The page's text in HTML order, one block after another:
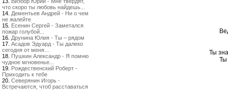
что скоро ты любовь найдешь...
14. Дементьев Андрей - Ни о чем
не жалейте
15. Есенин Сергей - Заметался
пожар голубой...
16. Друнина Юлия - Ты – рядом
17. Асадов Эдуард - Ты далеко
сегодня от меня…
18. Пушкин Александр - Я помню
чудное мгновенье...
19. Рождественский Роберт -
Приходить к тебе
20. Северянин Игорь -
Встречаются, чтоб расставаться
Ты
Ты